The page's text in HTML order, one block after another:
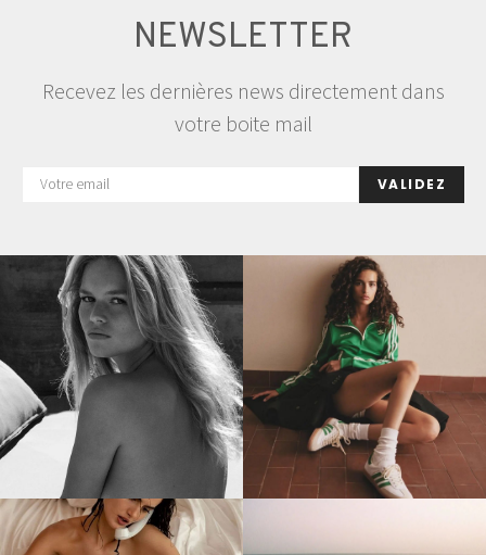
NEWSLETTER
Recevez les dernières news directement dans
votre boite mail
VALIDEZ